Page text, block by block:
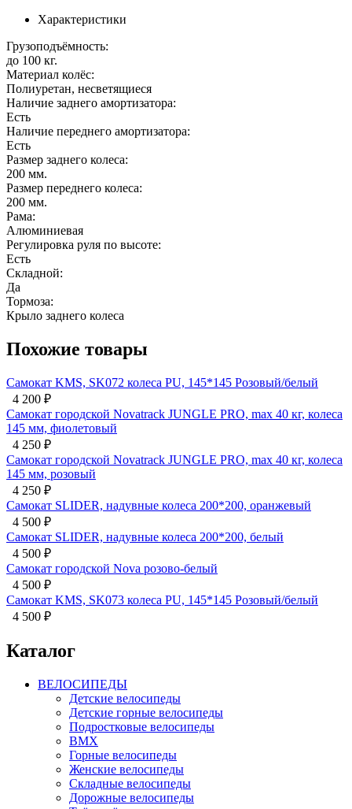
Характеристики
Грузоподъёмность:
до 100 кг.
Материал колёс:
Полиуретан, несветящиеся
Наличие заднего амортизатора:
Есть
Наличие переднего амортизатора:
Есть
Размер заднего колеса:
200 мм.
Размер переднего колеса:
200 мм.
Рама:
Алюминиевая
Регулировка руля по высоте:
Есть
Складной:
Да
Тормоза:
Крыло заднего колеса
Похожие товары
белый
кг, колеса
кг, колеса
белый
Каталог
ВЕЛОСИПЕДЫ
Детские велосипеды
Детские горные велосипеды
Подростковые велосипеды
BMX
Горные велосипеды
Женские велосипеды
Складные велосипеды
Дорожные велосипеды